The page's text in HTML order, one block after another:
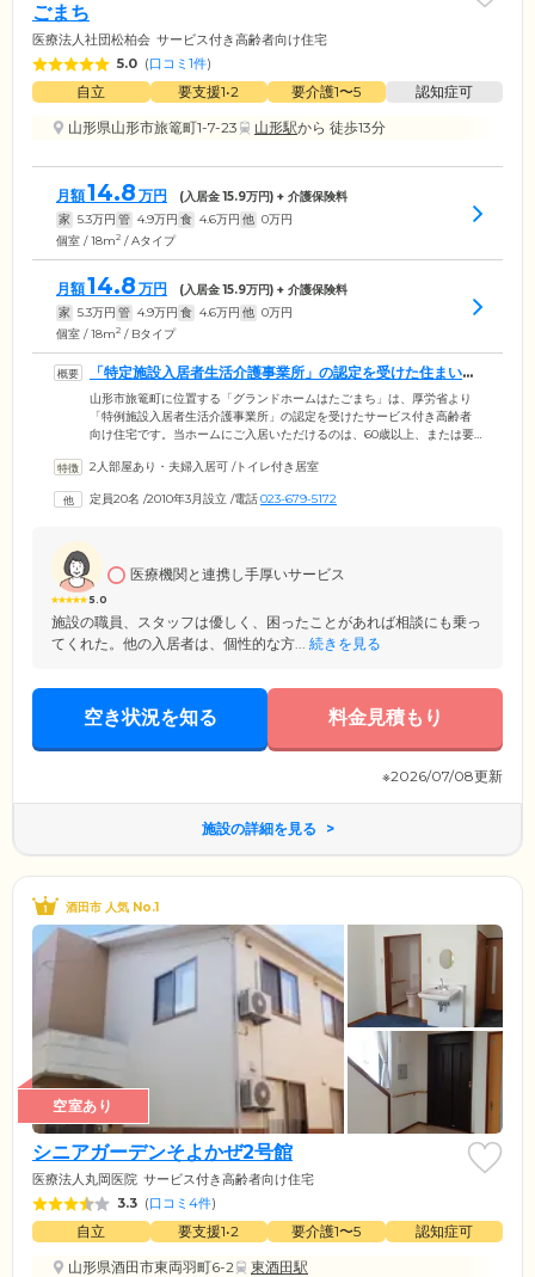
ごまち
医療法人社団松柏会 サービス付き高齢者向け住宅
5.0 (口コミ1件)
自立 要支援1•2 要介護1〜5
認知症可
山形県山形市旅篭町1-7-23
山形駅から 徒歩13分
月額14.8 万円 (入居金15.9万円) + 介護保険料
家 5.3万円 管 4.9万円 食 4.6万円 他 0万円
個室 / 18m2 / Aタイプ
月額14.8 万円 (入居金15.9万円) + 介護保険料
家 5.3万円 管 4.9万円 食 4.6万円 他 0万円
個室 / 18m2 / Bタイプ
「特定施設入居者生活介護事業所」の認定を受けた住まいで
す
山形市旅篭町に位置する「グランドホームはたごまち」は、厚労省より
「特例施設入居者生活介護事業所」の認定を受けたサービス付き高齢者
向け住宅です。当ホームにご入居いただけるのは、60歳以上、または要
を受けながら、ご自分のペースで生活を営めます。ご入居のみなさまが
洗面台、収納のほか、ミニキッチンを設置。プライベートな時間も快適
2人部屋あり・夫婦入居可 /トイレ付き居室
定員20名 /2010年3月設立 /電話023-679-5172
5.0
医療機関と連携し手厚いサービス
施設の職員、スタッフは優しく、困ったことがあれば相談にも乗っ
てくれた。他の入居者は、個性的な方... 続きを見る
空き状況を知る 料金見積もり
※2026/07/08更新
施設の詳細を見る
酒田市 人気 No.1
空室あり
シニアガーデンそよかぜ2号館
医療法人丸岡医院 サービス付き高齢者向け住宅
3.3 (口コミ4件)
自立 要支援1•2 要介護1〜5
認知症可
山形県酒田市東両羽町6-2
東酒田駅